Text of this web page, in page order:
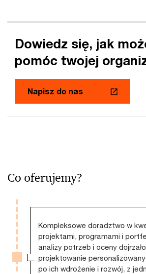
Dowiedz się, jak
pomóc twojej
Napisz do nas
Co oferujemy?
Kompleksowe doradztwo w
projektami, programami i
analizy potrzeb i oceny
projektowanie
po ich wdrożenie i rozwój, z